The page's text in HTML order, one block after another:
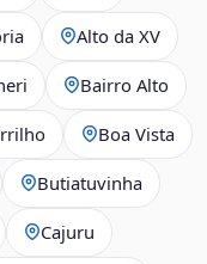
Alto da XV
Bairro Alto
Boa Vista
Butiatuvinha
Cajuru